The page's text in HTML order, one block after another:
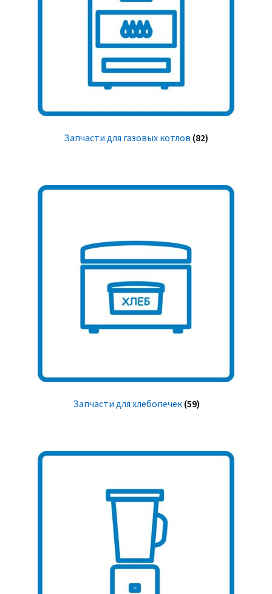
Запчасти для газовых котлов (82)
Запчасти для хлебопечек (59)